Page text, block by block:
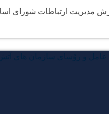
مدیریت ارتباطات شورای